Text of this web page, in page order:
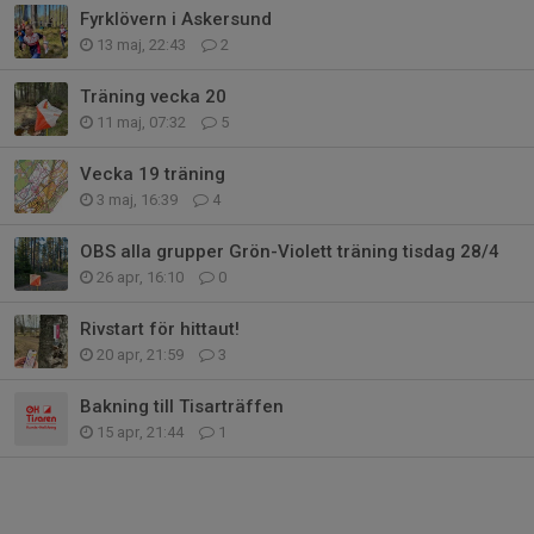
Fyrklövern i Askersund
13 maj, 22:43 2
Träning vecka 20
11 maj, 07:32 5
Vecka 19 träning
3 maj, 16:39 4
OBS alla grupper Grön-Violett träning tisdag 28/4
26 apr, 16:10 0
Rivstart för hittaut!
20 apr, 21:59 3
Bakning till Tisarträffen
15 apr, 21:44 1